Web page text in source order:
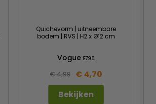
Quichevorm | uitneembare
bodem | RVS | H2 x Ø12 cm
Vogue E798
€ 4,99 € 4,70
Bekijken